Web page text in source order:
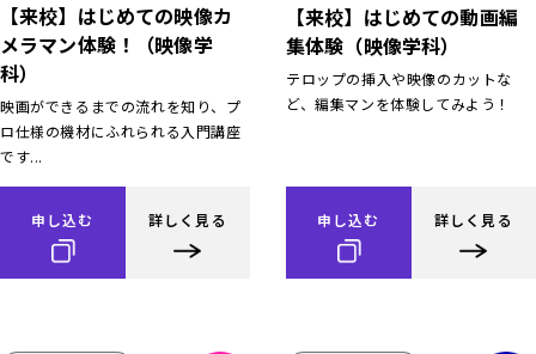
【来校】はじめての映像カ
メラマン体験！（映像学
科）
映画ができるまでの流れを知り、プ
ロ仕様の機材にふれられる入門講座
です...
申し込む 詳しく見る
【来校】はじめての動画編
集体験（映像学科）
テロップの挿入や映像のカットな
ど、編集マンを体験してみよう！
申し込む 詳しく見る